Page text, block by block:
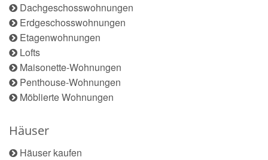
Dachgeschosswohnungen
Erdgeschosswohnungen
Etagenwohnungen
Lofts
Maisonette-Wohnungen
Penthouse-Wohnungen
Möblierte Wohnungen
Häuser
Häuser kaufen